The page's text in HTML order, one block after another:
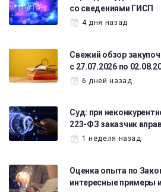
со сведениями ГИСП
4 дня назад
Свежий обзор
с 27.07.2026 по
6 дней назад
Суд: при
223-ФЗ заказчик
1 неделя назад
Оценка опыта по
интересные примеры